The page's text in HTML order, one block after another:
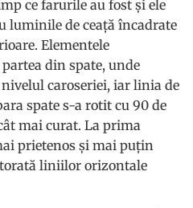
ce farurile au fost și ele
luminile de ceață încadrate
Elementele
din spate, unde
caroseriei, iar linia de
spate s-a rotit cu 90 de
mai curat. La prima
prietenos și mai puțin
liniilor orizontale